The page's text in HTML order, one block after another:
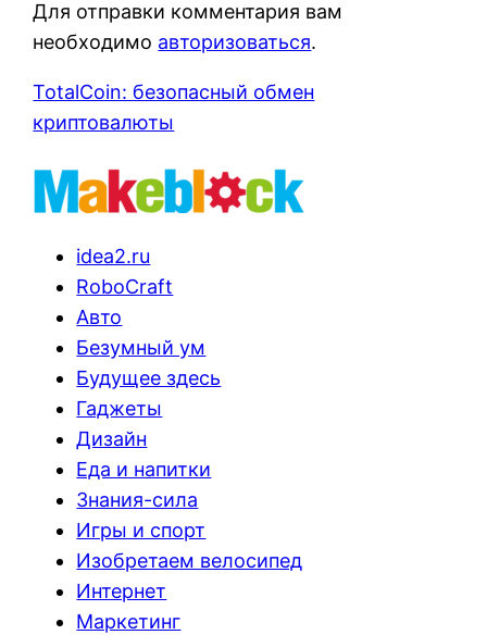
Для отправки комментария вам
необходимо авторизоваться.
TotalCoin: безопасный обмен
криптовалюты
idea2.ru
RoboCraft
Авто
Безумный ум
Будущее здесь
Гаджеты
Дизайн
Еда и напитки
Знания-сила
Игры и спорт
Изобретаем велосипед
Интернет
Маркетинг